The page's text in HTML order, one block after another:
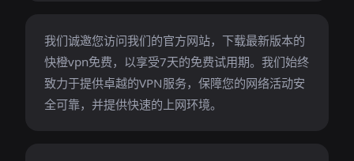
我们诚邀您访问我们的官方网站，下载最新版本的
快橙vpn免费，以享受7天的免费试用期。我们始终
致力于提供卓越的VPN服务，保障您的网络活动安
全可靠，并提供快速的上网环境。